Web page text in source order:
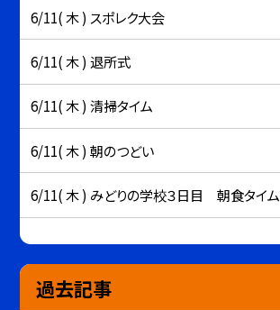
6/11( 木 ) スポレク大会
6/11( 木 ) 退所式
6/11( 木 ) 清掃タイム
6/11( 木 ) 朝のつどい
6/11( 木 ) みどりの学校３日目 朝食タイム
過去記事